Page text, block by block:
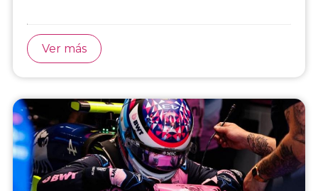
Ver más